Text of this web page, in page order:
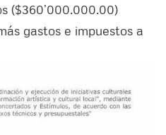
($360’000.000.00)
gastos e impuestos a